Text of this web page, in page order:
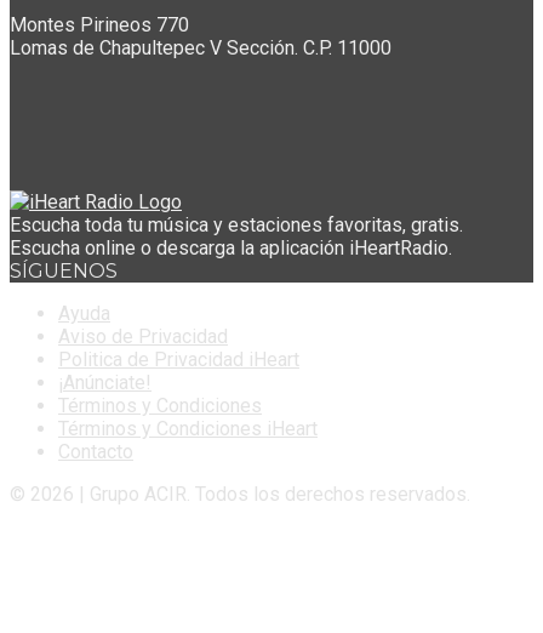
Montes Pirineos 770
Lomas de Chapultepec V Sección. C.P. 11000
Escucha toda tu música y estaciones favoritas, gratis.
Escucha online o descarga la aplicación iHeartRadio.
SÍGUENOS
Ayuda
Aviso de Privacidad
Politica de Privacidad iHeart
¡Anúnciate!
Términos y Condiciones
Términos y Condiciones iHeart
Contacto
© 2026 | Grupo ACIR. Todos los derechos reservados.